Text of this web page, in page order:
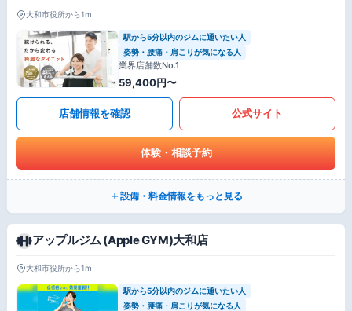
大和市役所から1m
駅から5分以内のジムに通いたい人
姿勢・腰痛・肩こりが気になる人
業界店舗数No.1
59,400円〜
店舗情報を確認 公式サイト
体験・相談予約
設備・料金情報をもっと見る
アップルジム (Apple GYM)大和店
大和市役所から1m
駅から5分以内のジムに通いたい人
姿勢・腰痛・肩こりが気になる人